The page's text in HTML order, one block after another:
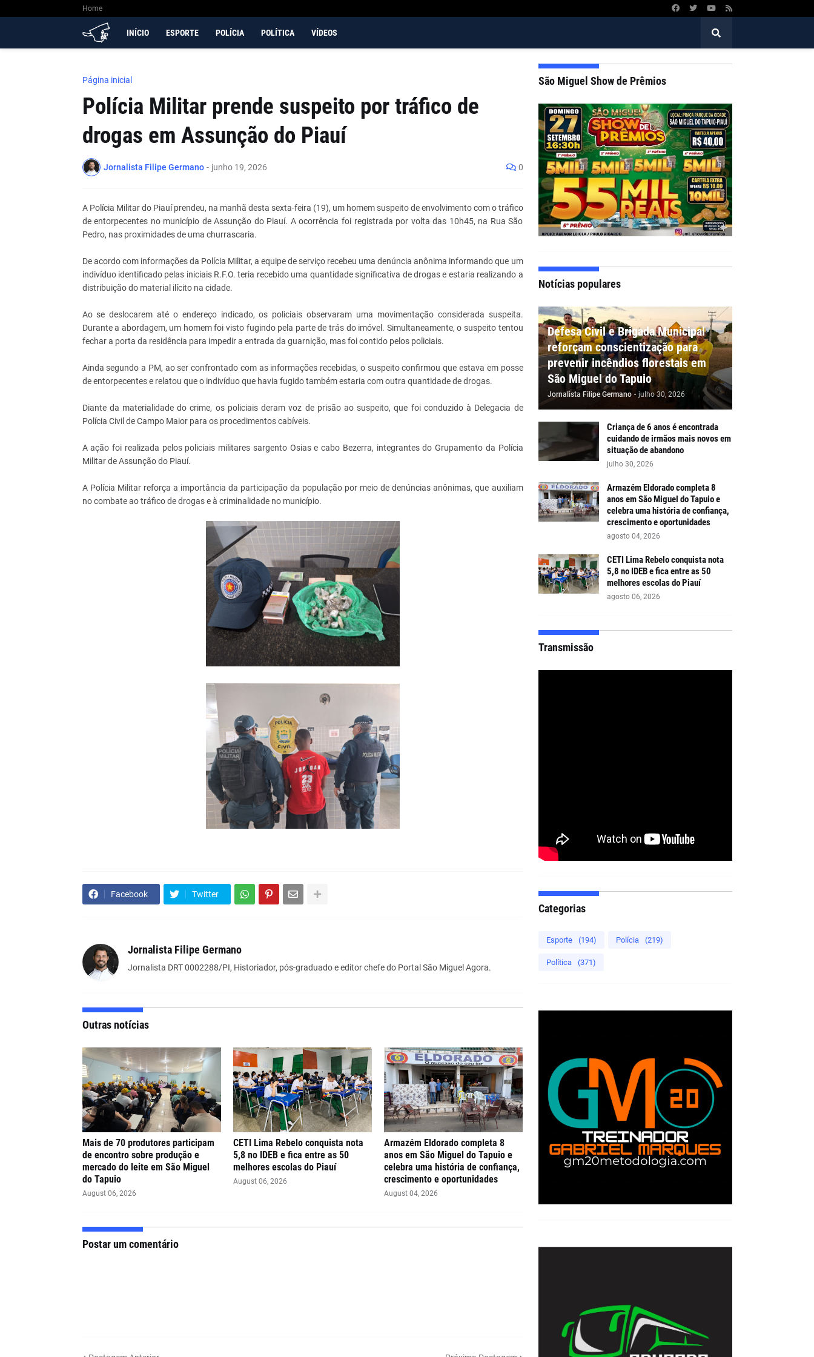
Home
INÍCIO ESPORTE POLÍCIA POLÍTICA VÍDEOS
Página inicial
Polícia Militar prende suspeito por tráfico de
drogas em Assunção do Piauí
Jornalista Filipe Germano - junho 19, 2026 0
A Polícia Militar do Piauí prendeu, na manhã desta sexta-feira (19), um homem suspeito de envolvimento com o tráfico
de entorpecentes no município de Assunção do Piauí. A ocorrência foi registrada por volta das 10h45, na Rua São
Pedro, nas proximidades de uma churrascaria.
De acordo com informações da Polícia Militar, a equipe de serviço recebeu uma denúncia anônima informando que um
indivíduo identificado pelas iniciais R.F.O. teria recebido uma quantidade significativa de drogas e estaria realizando a
distribuição do material ilícito na cidade.
Ao se deslocarem até o endereço indicado, os policiais observaram uma movimentação considerada suspeita.
Durante a abordagem, um homem foi visto fugindo pela parte de trás do imóvel. Simultaneamente, o suspeito tentou
fechar a porta da residência para impedir a entrada da guarnição, mas foi contido pelos policiais.
Ainda segundo a PM, ao ser confrontado com as informações recebidas, o suspeito confirmou que estava em posse
de entorpecentes e relatou que o indivíduo que havia fugido também estaria com outra quantidade de drogas.
Diante da materialidade do crime, os policiais deram voz de prisão ao suspeito, que foi conduzido à Delegacia de
Polícia Civil de Campo Maior para os procedimentos cabíveis.
A ação foi realizada pelos policiais militares sargento Osias e cabo Bezerra, integrantes do Grupamento da Polícia
Militar de Assunção do Piauí.
A Polícia Militar reforça a importância da participação da população por meio de denúncias anônimas, que auxiliam
no combate ao tráfico de drogas e à criminalidade no município.
Facebook Twitter
Jornalista Filipe Germano
Jornalista DRT 0002288/PI, Historiador, pós-graduado e editor chefe do Portal São Miguel Agora.
Outras notícias
Mais de 70 produtores participam
de encontro sobre produção e
mercado do leite em São Miguel
do Tapuio
August 06, 2026
CETI Lima Rebelo conquista nota
5,8 no IDEB e fica entre as 50
melhores escolas do Piauí
August 06, 2026
Armazém Eldorado completa 8
anos em São Miguel do Tapuio e
celebra uma história de confiança,
crescimento e oportunidades
August 04, 2026
Postar um comentário
São Miguel Show de Prêmios
Notícias populares
Defesa Civil e Brigada Municipal
reforçam conscientização para
prevenir incêndios florestais em
São Miguel do Tapuio
Jornalista Filipe Germano - julho 30, 2026
Criança de 6 anos é encontrada
cuidando de irmãos mais novos em
situação de abandono
julho 30, 2026
Armazém Eldorado completa 8
anos em São Miguel do Tapuio e
celebra uma história de confiança,
crescimento e oportunidades
agosto 04, 2026
CETI Lima Rebelo conquista nota
5,8 no IDEB e fica entre as 50
melhores escolas do Piauí
agosto 06, 2026
Transmissão
Categorias
Esporte (194) Polícia (219)
Política (371)